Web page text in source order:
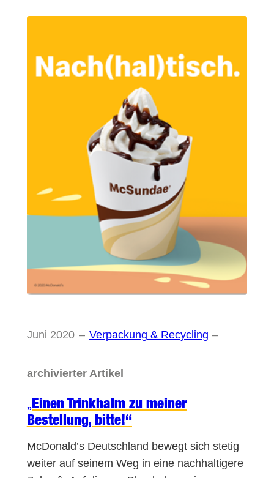
Juni 2020 – Verpackung & Recycling –
archivierter Artikel
„Einen Trinkhalm zu meiner
Bestellung, bitte!“
McDonald’s Deutschland bewegt sich stetig
weiter auf seinem Weg in eine nachhaltigere